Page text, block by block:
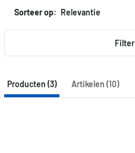
Sorteer op: Relevantie
Filter
Producten (3) Artikelen (10)